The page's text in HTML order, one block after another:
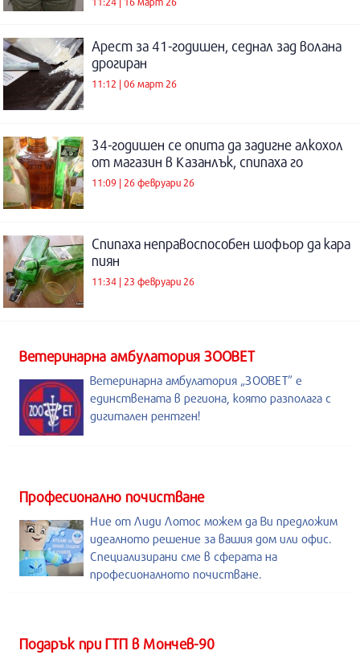
Арест за 41-годишен, седнал зад волана
дрогиран
11:12 | 06 март 26
34-годишен се опита да задигне алкохол
от магазин в Казанлък, спипаха го
11:09 | 26 февруари 26
Спипаха неправоспособен шофьор да кара
пиян
11:34 | 23 февруари 26
Ветеринарна амбулатория ЗООВЕТ
Ветеринарна амбулатория „ЗООВЕТ” е
единствената в региона, която разполага с
дигитален рентген!
Професионално почистване
Ние от Лиди Лотос можем да Ви предложим
идеалното решение за вашия дом или офис.
Специализирани сме в сферата на
професионалното почистване.
Подарък при ГТП в Мончев-90